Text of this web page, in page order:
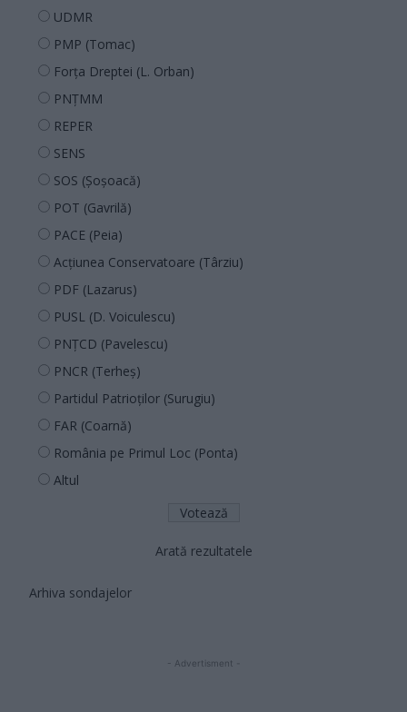
UDMR
PMP (Tomac)
Forța Dreptei (L. Orban)
PNȚMM
REPER
SENS
SOS (Șoșoacă)
POT (Gavrilă)
PACE (Peia)
Acțiunea Conservatoare (Târziu)
PDF (Lazarus)
PUSL (D. Voiculescu)
PNȚCD (Pavelescu)
PNCR (Terheș)
Partidul Patrioților (Surugiu)
FAR (Coarnă)
România pe Primul Loc (Ponta)
Altul
Arată rezultatele
Arhiva sondajelor
- Advertisment -